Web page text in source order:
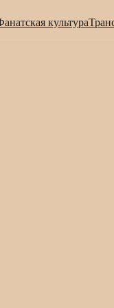
культура